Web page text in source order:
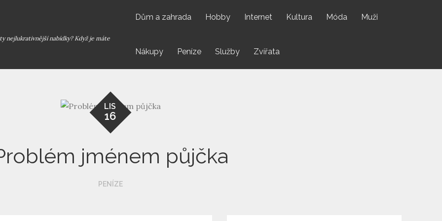
nejlukrativnější nabídky? Když je máte
Dům a zahrada Hobby Internet Kultura Móda Muži
Nákupy Peníze Služby Zvířata
LIS
16
jménem půjčka
PENÍZE